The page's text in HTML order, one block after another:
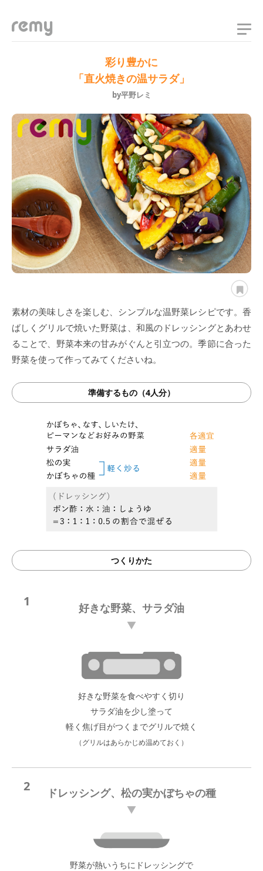
彩り豊かに
「直火焼きの温サラダ」
by平野レミ
素材の美味しさを楽しむ、シンプルな温野菜レシピです。香
ばしくグリルで焼いた野菜は、和風のドレッシングとあわせ
ることで、野菜本来の甘みがぐんと引立つの。季節に合った
野菜を使って作ってみてくださいね。
準備するもの（4人分）
つくりかた
1 好きな野菜、サラダ油
好きな野菜を食べやすく切り
サラダ油を少し塗って
軽く焦げ目がつくまでグリルで焼く
（グリルはあらかじめ温めておく）
2 ドレッシング、松の実かぼちゃの種
野菜が熱いうちにドレッシングで